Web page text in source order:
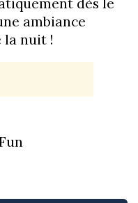
dès le
ambiance
la nuit !